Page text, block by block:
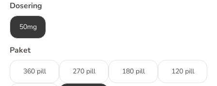
Dosering
50mg
Paket
360 pill 270 pill 180 pill 120 pill